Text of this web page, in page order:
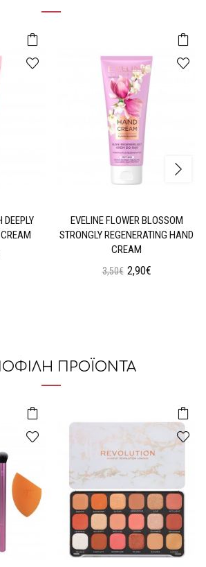
DEEPLY
EVELINE FLOWER BLOSSOM
STRONGLY REGENERATING HAND
CREAM
3,50€ 2,90€
ΠΡΟΪΟΝΤΑ